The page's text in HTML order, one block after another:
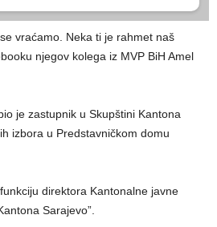
vraćamo. Neka ti je rahmet naš
njegov kolega iz MVP BiH Amel
je zastupnik u Skupštini Kantona
izbora u Predstavničkom domu
direktora Kantonalne javne
Sarajevo”.